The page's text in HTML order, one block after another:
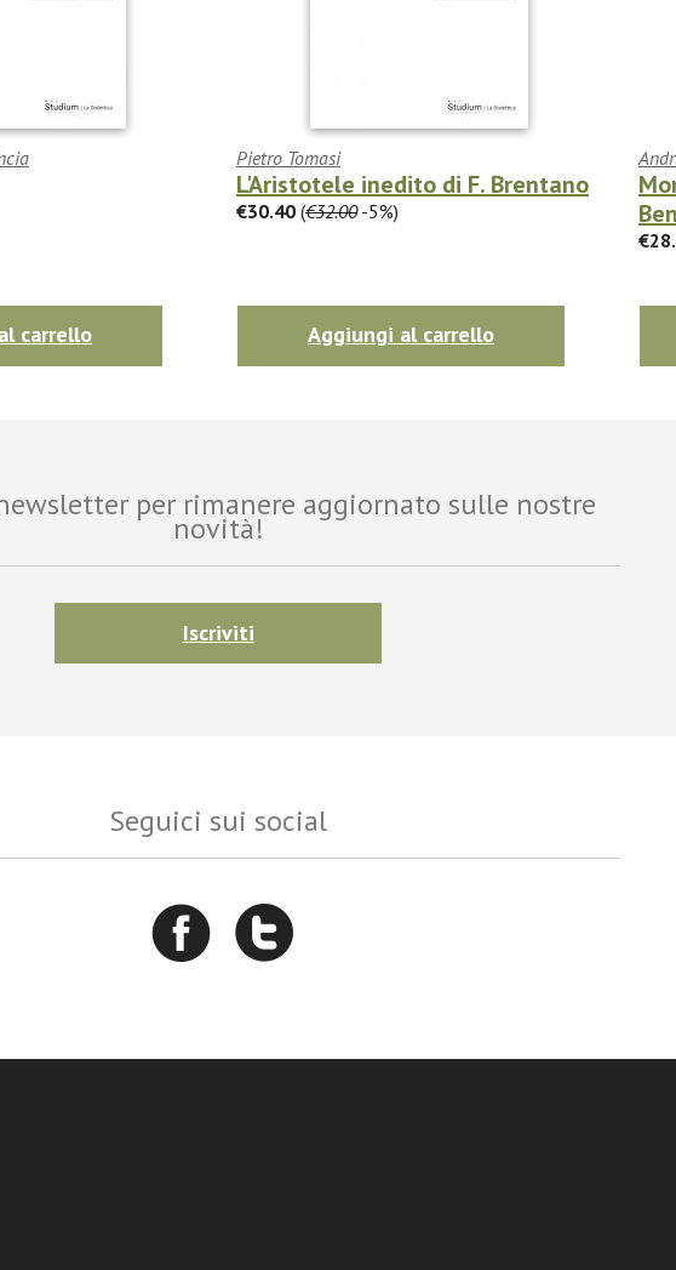
carrello
Pietro Tomasi
L'Aristotele inedito di F. Brentano
€30.40 (€32.00-5%)
Aggiungi al carrello
per rimanere aggiornato sulle nostre
novità!
Iscriviti
Seguici sui social